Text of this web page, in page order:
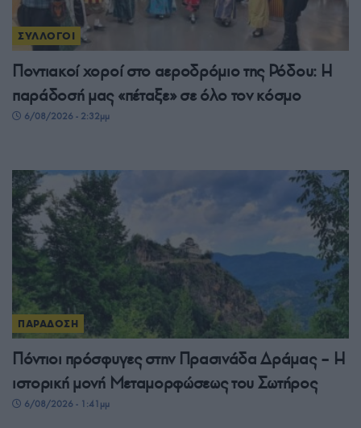
ΣΥΛΛΟΓΟΙ
Ποντιακοί χοροί στο αεροδρόμιο της Ρόδου: Η
παράδοσή μας «πέταξε» σε όλο τον κόσμο
6/08/2026 - 2:32μμ
ΠΑΡΑΔΟΣΗ
Πόντιοι πρόσφυγες στην Πρασινάδα Δράμας – Η
ιστορική μονή Μεταμορφώσεως του Σωτήρος
6/08/2026 - 1:41μμ